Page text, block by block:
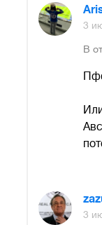
3
В
3